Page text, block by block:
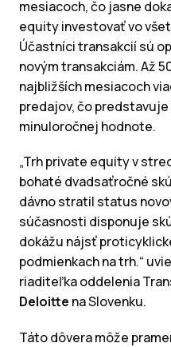
mesiacoch, čo jasne
equity investovať vo
Účastníci transakcií sú
novým transakciám. Až
najbližších mesiacoch
predajov, čo
minuloročnej hodnote.
„Trh private equity v
bohaté dvadsaťročné
dávno stratil status
súčasnosti disponuje
dokážu nájsť
podmienkach na trh.“
riaditeľka oddelenia
Deloitte na Slovenku.
Táto dôvera môže